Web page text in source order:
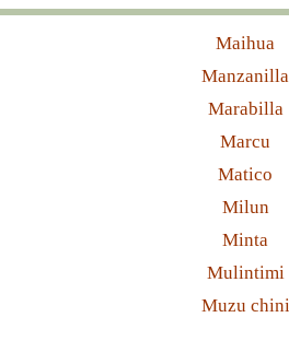
Maihua
Manzanilla
Marabilla
Marcu
Matico
Milun
Minta
Mulintimi
Muzu chini